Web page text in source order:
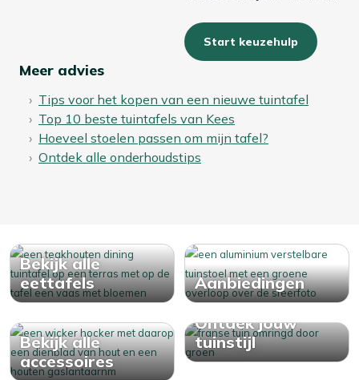
Start keuzehulp
Meer advies
Tips voor het kopen van een nieuwe tuintafel
Top 10 beste tuintafels van Kees
Hoeveel stoelen passen om mijn tafel?
Ontdek alle onderhoudstips
Bekijk alle
eettafels
Aanbiedingen
Bekijk alle
accessoires
Ontdek jouw
tuinstijl